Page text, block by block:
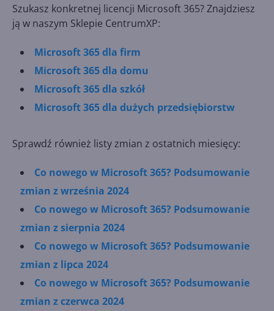
Szukasz konkretnej licencji Microsoft 365? Znajdziesz
ją w naszym Sklepie CentrumXP:
Microsoft 365 dla firm
Microsoft 365 dla domu
Microsoft 365 dla szkół
Microsoft 365 dla dużych przedsiębiorstw
Sprawdź również listy zmian z ostatnich miesięcy:
Co nowego w Microsoft 365? Podsumowanie
zmian z września 2024
Co nowego w Microsoft 365? Podsumowanie
zmian z sierpnia 2024
Co nowego w Microsoft 365? Podsumowanie
zmian z lipca 2024
Co nowego w Microsoft 365? Podsumowanie
zmian z czerwca 2024